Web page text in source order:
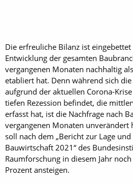
Die erfreuliche Bilanz ist
Entwicklung der gesamten
vergangenen Monaten nachhaltig
etabliert hat. Denn während sich
aufgrund der aktuellen Corona-
tiefen Rezession befindet, die
erfasst hat, ist die Nachfrage nach
vergangenen Monaten unverändert
soll nach dem „Bericht zur Lage
Bauwirtschaft 2021“ des
Raumforschung in diesem Jahr
Prozent ansteigen.